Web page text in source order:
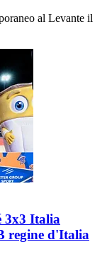
al Levante il
3x3 Italia
regine d'Italia